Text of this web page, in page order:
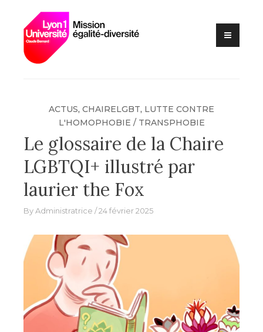
content
Bernard Lyon
1
ACTUS, CHAIRELGBT, LUTTE CONTRE
L'HOMOPHOBIE / TRANSPHOBIE
Le glossaire de la Chaire
LGBTQI+ illustré par
laurier the Fox
ByAdministratrice 24 février 2025